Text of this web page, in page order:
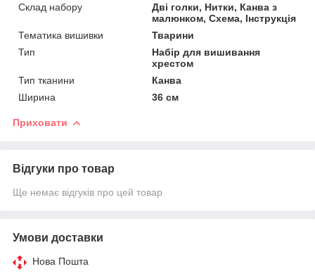
Склад набору
Дві голки, Нитки, Канва з
малюнком, Схема, Інструкція
Тематика вишивки
Тварини
Тип
Набір для вишивання
хрестом
Тип тканини
Канва
Ширина
36 см
Приховати
Відгуки про товар
Ще немає відгуків про цей товар
Умови доставки
Нова Пошта